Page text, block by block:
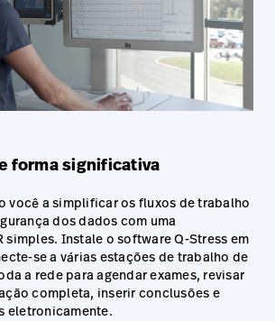
forma significativa
você a simplificar os fluxos de trabalho
dos dados com uma
simples. Instale o software Q-Stress em
se a várias estações de trabalho de
a rede para agendar exames, revisar
completa, inserir conclusões e
eletronicamente.